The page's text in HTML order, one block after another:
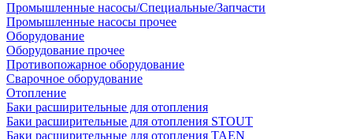
Промышленные насосы/Специальные/Запчасти
Промышленные насосы прочее
Оборудование
Оборудование прочее
Противопожарное оборудование
Сварочное оборудование
Отопление
Баки расширительные для отопления
Баки расширительные для отопления STOUT
Баки расширительные для отопления TAEN